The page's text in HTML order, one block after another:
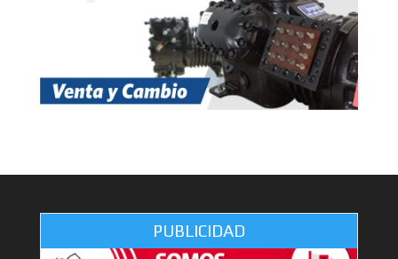
PUBLICIDAD